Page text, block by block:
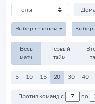
Дома
Выбор сезонов Выбор
Весь
матч
Первый
тайм
5 10 15 20 30 40
Против команд с по